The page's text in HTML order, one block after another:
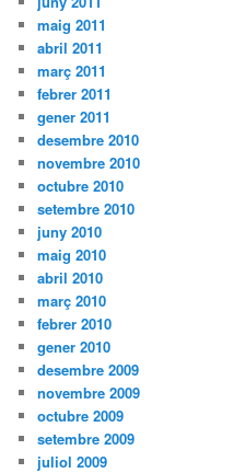
maig 2011
abril 2011
març 2011
febrer 2011
gener 2011
desembre 2010
novembre 2010
octubre 2010
setembre 2010
juny 2010
maig 2010
abril 2010
març 2010
febrer 2010
gener 2010
desembre 2009
novembre 2009
octubre 2009
setembre 2009
juliol 2009